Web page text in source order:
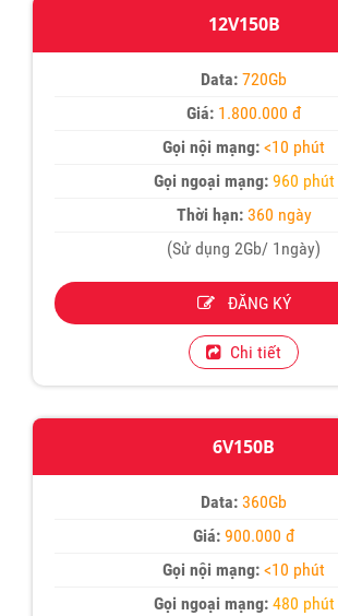
12V150B
Data: 720Gb
Giá: 1.800.000 đ
Gọi nội mạng: <10 phút
Gọi ngoại mạng: 960 phút
Thời hạn:360 ngày
(Sử dụng 2Gb/ 1ngày)
ĐĂNG KÝ
Chi tiết
6V150B
Data: 360Gb
Giá:900.000 đ
Gọi nội mạng: <10 phút
Gọi ngoại mạng: 480 phút